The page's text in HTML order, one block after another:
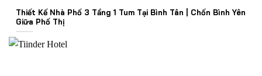
Thiết Kế Nhà Phố 3 Tầng 1 Tum Tại Bình Tân | Chốn Bình Yên
Giữa Phố Thị